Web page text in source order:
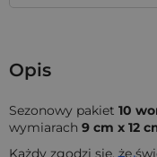
Opis
Sezonowy pakiet 10
wymiarach 9 cm x 12
Każdy zgodzi się, że